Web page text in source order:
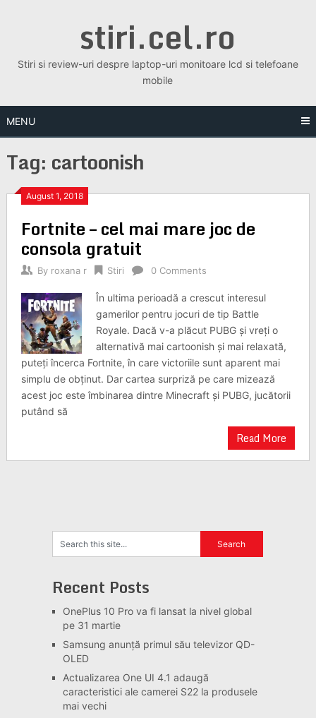
stiri.cel.ro
Stiri si review-uri despre laptop-uri monitoare lcd si telefoane
mobile
MENU
Tag: cartoonish
August 1, 2018
Fortnite – cel mai mare joc de
consola gratuit
By roxana r Stiri 0 Comments
În ultima perioadă a crescut interesul
gamerilor pentru jocuri de tip Battle
Royale. Dacă v-a plăcut PUBG și vreți o
alternativă mai cartoonish și mai relaxată,
puteți încerca Fortnite, în care victoriile sunt aparent mai
simplu de obținut. Dar cartea surpriză pe care mizează
acest joc este îmbinarea dintre Minecraft și PUBG, jucătorii
putând să
Read More
Recent Posts
OnePlus 10 Pro va fi lansat la nivel global
pe 31 martie
Samsung anunță primul său televizor QD-
OLED
Actualizarea One UI 4.1 adaugă
caracteristici ale camerei S22 la produsele
mai vechi